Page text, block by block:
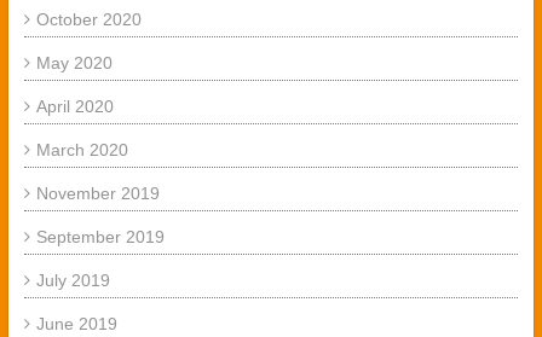
October 2020
May 2020
April 2020
March 2020
November 2019
September 2019
July 2019
June 2019